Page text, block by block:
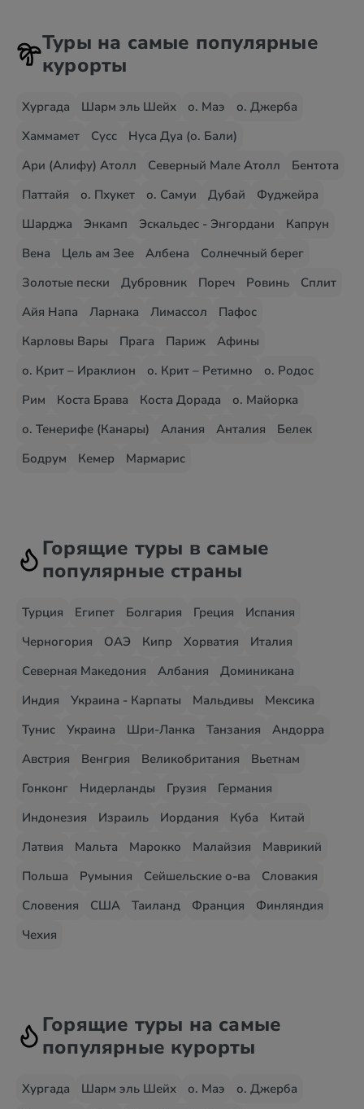
Туры на самые популярные
курорты
Хургада Шарм эль Шейх о. Маэ
о. Джерба
Хаммамет
Сусс
Нуса Дуа (о. Бали)
Ари (Алифу) Атолл
Северный Мале Атолл
Бентота
Паттайя
о. Пхукет о. Самуи Дубай
Фуджейра
Шарджа
Энкамп Эскальдес - Энгордани
Капрун
Вена
Цель ам Зее Албена
Солнечный берег
Золотые пески
Дубровник Пореч Ровинь
Сплит
Айя Напа
Ларнака Лимассол
Пафос
Карловы Вары
Прага Париж
Афины
о. Крит – Ираклион
о. Крит – Ретимно
о. Родос
Рим
Коста Брава Коста Дорада
о. Майорка
о. Тенерифе (Канары)
Алания Анталия
Белек
Бодрум
Кемер Мармарис
Горящие туры в самые
популярные страны
Турция Египет Болгария Греция
Испания
Черногория
ОАЭ Кипр Хорватия
Италия
Северная Македония
Албания
Доминикана
Индия
Украина - Карпаты Мальдивы
Мексика
Тунис
Украина Шри-Ланка Танзания
Андорра
Австрия
Венгрия Великобритания
Вьетнам
Гонконг
Нидерланды Грузия
Германия
Индонезия
Израиль Иордания Куба
Китай
Латвия
Мальта Марокко Малайзия
Маврикий
Польша
Румыния Сейшельские о-ва
Словакия
Словения
США Таиланд Франция
Финляндия
Чехия
Горящие туры на самые
популярные курорты
Хургада Шарм эль Шейх о. Маэ
о. Джерба